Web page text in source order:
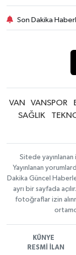
Son Dakika
VAN VANSPOR
SAĞLIK
Sitede
Yayınlanan
Dakika Güncel
ayrı bir sayfada
fotoğraflar izin
KÜNYE
RESMİ İLAN